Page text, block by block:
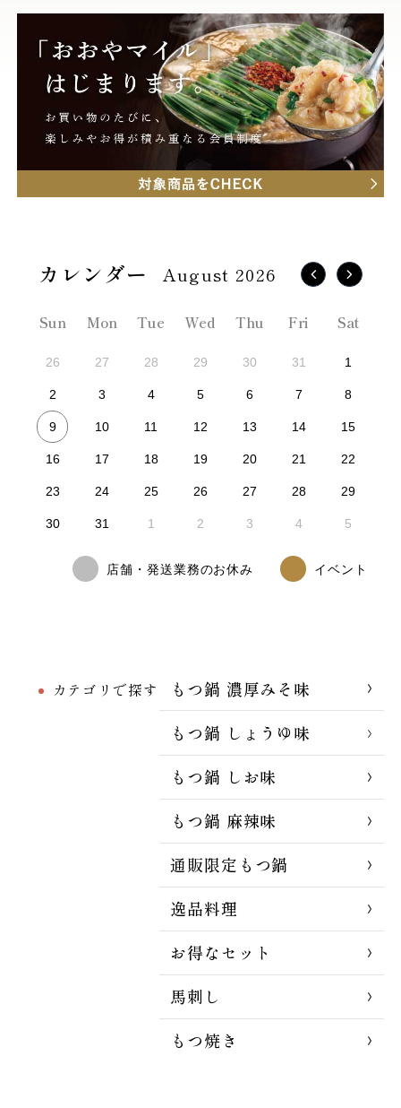
カテゴリで探す
もつ鍋 濃厚みそ味
もつ鍋 しょうゆ味
もつ鍋 しお味
もつ鍋 麻辣味
通販限定もつ鍋
逸品料理
お得なセット
馬刺し
もつ焼き
August 2026
Sun Mon Tue Wed Thu Fri Sat
26 27 28 29 30 31 1
2 3 4 5 6 7 8
9 10 11 12 13 14 15
16 17 18 19 20 21 22
23 24 25 26 27 28 29
30 31 1 2 3 4 5
店舗・発送業務のお休み イベント